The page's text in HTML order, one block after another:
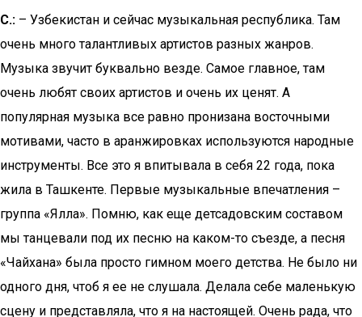
С.: – Узбекистан и сейчас музыкальная республика. Там
очень много талантливых артистов разных жанров.
Музыка звучит буквально везде. Самое главное, там
очень любят своих артистов и очень их ценят. А
популярная музыка все равно пронизана восточными
мотивами, часто в аранжировках используются народные
инструменты. Все это я впитывала в себя 22 года, пока
жила в Ташкенте. Первые музыкальные впечатления –
группа «Ялла». Помню, как еще детсадовским составом
мы танцевали под их песню на каком-то съезде, а песня
«Чайхана» была просто гимном моего детства. Не было ни
одного дня, чтоб я ее не слушала. Делала себе маленькую
сцену и представляла, что я на настоящей. Очень рада, что